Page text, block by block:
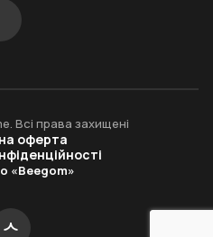
Всі права захищені
оферта
«Beegom»